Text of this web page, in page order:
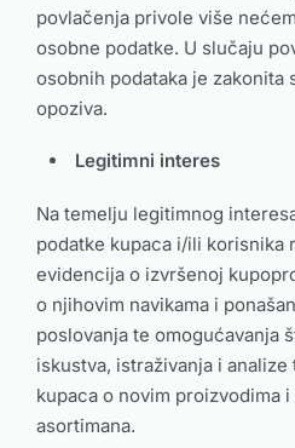
povlačenja privole više
osobne podatke. U slučaju
osobnih podataka je zakonita
opoziva.
Legitimni interes
Na temelju legitimnog
podatke kupaca i/ili korisnika
evidencija o izvršenoj
o njihovim navikama i
poslovanja te omogućavanja
iskustva, istraživanja i
kupaca o novim proizvodima
asortimana.